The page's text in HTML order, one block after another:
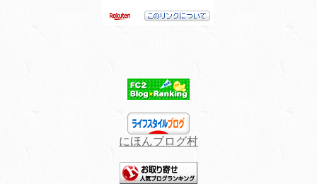
にほんブログ村